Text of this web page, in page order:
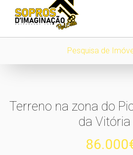
Pesquisa de
Terreno na zona do
da Vitória